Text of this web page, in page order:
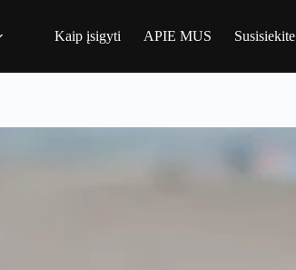
Kaip įsigyti APIE MUS Susisiekite